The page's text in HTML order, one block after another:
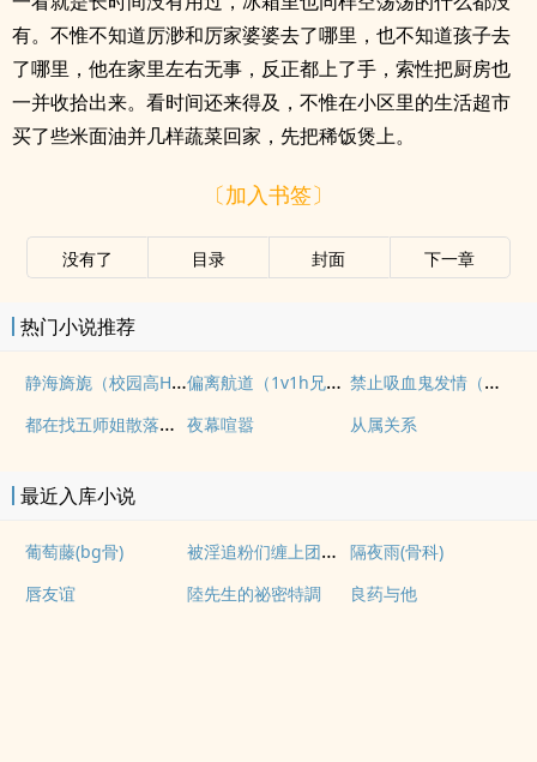
有。不惟不知道厉渺和厉家婆婆去了哪里，也不知道孩子去
了哪里，他在家里左右无事，反正都上了手，索性把厨房也
一并收拾出来。看时间还来得及，不惟在小区里的生活超市
买了些米面油并几样蔬菜回家，先把稀饭煲上。
〔加入书签〕
没有了 目录 封面 下一章
热门小说推荐
静海旖旎（校园高H） 偏离航道（1v1h兄妹骨科bg）
禁止吸血鬼发情（姐狗高H 1v1）
都在找五师姐散落的法宝 夜幕喧嚣 从属关系
最近入库小说
葡萄藤(bg骨) 被淫追粉们缠上团播女主播(露出NPH)
隔夜雨(骨科)
唇友谊
陸先生的祕密特調 良药与他